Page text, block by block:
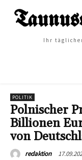
Ihr
POLITIK
Polnischer
Billionen
von
redaktion